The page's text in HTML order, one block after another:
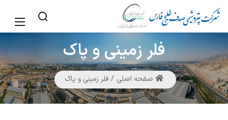
فلرزمینی و پاک
صفحه اصلی فلر زمینی و پاک